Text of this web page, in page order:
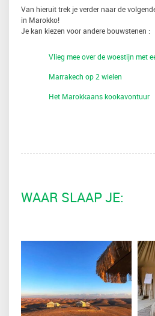
Van hieruit trek je verder naar de
in Marokko!
Je kan kiezen voor andere bouwstenen :
Vlieg mee over de woestijn met
Marrakech op 2 wielen
Het Marokkaans kookavontuur
WAAR SLAAP JE: